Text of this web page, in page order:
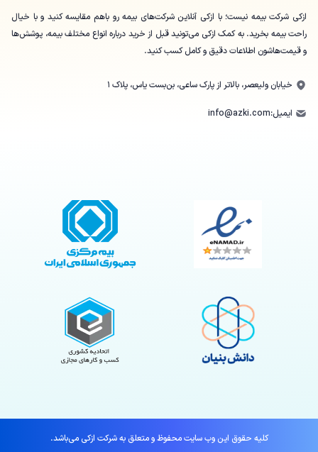
ازکی شرکت بیمه نیست؛ با ازکی آنلاین شرکت‌های بیمه رو باهم مقایسه کنید و با خیال
راحت بیمه بخرید. به کمک ازکی می‌تونید قبل از خرید درباره انواع مختلف بیمه، پوشش‌ها
و قیمت‌هاشون اطلاعات دقیق و کامل کسب کنید.
خیابان ولیعصر، بالاتر از پارک ساعی، بن‌بست یاس، پلاک ۱
ایمیل:info@azki.com
کلیه حقوق این وب سایت محفوظ و متعلق به شرکت ازکی می‌باشد.